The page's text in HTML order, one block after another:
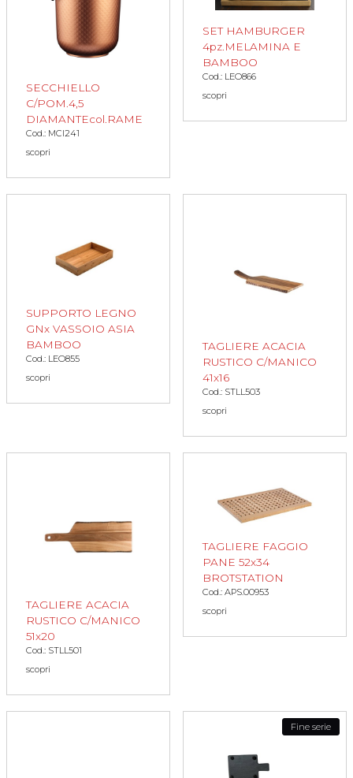
SECCHIELLO
C/POM.4,5
DIAMANTEcol.RAME
Cod.: MCI241
scopri
SET HAMBURGER
4pz.MELAMINA E
BAMBOO
Cod.: LEO866
scopri
SUPPORTO LEGNO
GNx VASSOIO ASIA
BAMBOO
Cod.: LEO855
scopri
TAGLIERE ACACIA
RUSTICO C/MANICO
41x16
Cod.: STLL503
scopri
TAGLIERE ACACIA
RUSTICO C/MANICO
51x20
Cod.: STLL501
scopri
TAGLIERE FAGGIO
PANE 52x34
BROTSTATION
Cod.: APS.00953
scopri
Fine serie